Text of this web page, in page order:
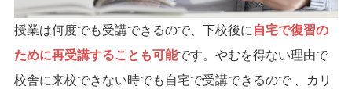
授業は何度でも受講できるので、下校後に 自宅で復習の
ために再受講することも可能です。やむを得ない理由で
校舎に来校できない時でも自宅で受講できるので 、カリ